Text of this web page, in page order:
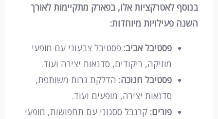
בנוסף לאטרקציות אלו, בפארק מתקיימות לאורך
השנה פעילויות מיוחדות:
פסטיבל אביב: פסטיבל צבעוני עם מופעי
מוזיקה, ריקודים, סדנאות יצירה ועוד.
פסטיבל חנוכה: הדלקת נרות משותפת,
סדנאות יצירה, מופעים ועוד.
פורים: קרנבל ססגוני עם תחפושות, מופעי